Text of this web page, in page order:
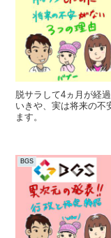
脱サラして4ヵ月が経
いきや、実は将来の不
ます。
BGS